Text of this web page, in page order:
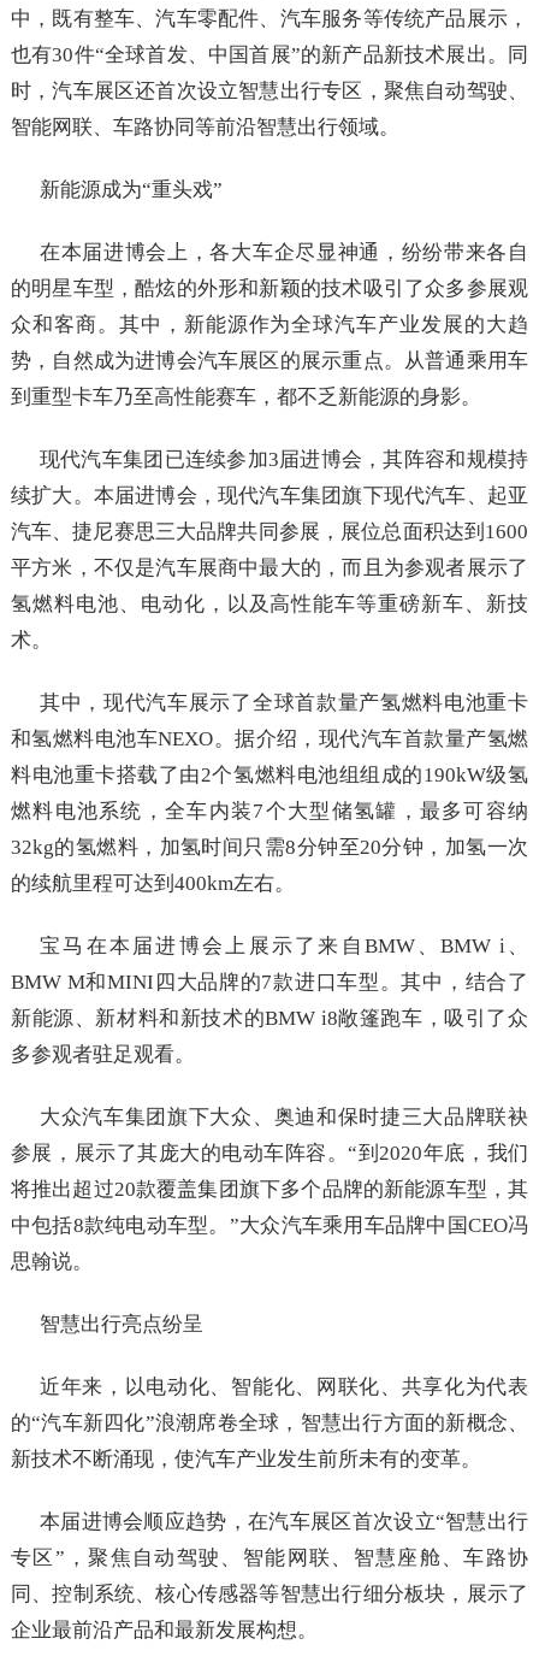
中，既有整车、汽车零配件、汽车服务等传统产品展示，
也有30件“全球首发、中国首展”的新产品新技术展出。同
时，汽车展区还首次设立智慧出行专区，聚焦自动驾驶、
智能网联、车路协同等前沿智慧出行领域。
新能源成为“重头戏”
在本届进博会上，各大车企尽显神通，纷纷带来各自
的明星车型，酷炫的外形和新颖的技术吸引了众多参展观
众和客商。其中，新能源作为全球汽车产业发展的大趋
势，自然成为进博会汽车展区的展示重点。从普通乘用车
到重型卡车乃至高性能赛车，都不乏新能源的身影。
现代汽车集团已连续参加3届进博会，其阵容和规模持
续扩大。本届进博会，现代汽车集团旗下现代汽车、起亚
汽车、捷尼赛思三大品牌共同参展，展位总面积达到1600
平方米，不仅是汽车展商中最大的，而且为参观者展示了
氢燃料电池、电动化，以及高性能车等重磅新车、新技
术。
其中，现代汽车展示了全球首款量产氢燃料电池重卡
和氢燃料电池车NEXO。据介绍，现代汽车首款量产氢燃
料电池重卡搭载了由2个氢燃料电池组组成的190kW级氢
燃料电池系统，全车内装7个大型储氢罐，最多可容纳
32kg的氢燃料，加氢时间只需8分钟至20分钟，加氢一次
的续航里程可达到400km左右。
宝马在本届进博会上展示了来自BMW、BMW i、
BMW M和MINI四大品牌的7款进口车型。其中，结合了
新能源、新材料和新技术的BMW i8敞篷跑车，吸引了众
多参观者驻足观看。
大众汽车集团旗下大众、奥迪和保时捷三大品牌联袂
参展，展示了其庞大的电动车阵容。“到2020年底，我们
将推出超过20款覆盖集团旗下多个品牌的新能源车型，其
中包括8款纯电动车型。”大众汽车乘用车品牌中国CEO冯
思翰说。
智慧出行亮点纷呈
近年来，以电动化、智能化、网联化、共享化为代表
的“汽车新四化”浪潮席卷全球，智慧出行方面的新概念、
新技术不断涌现，使汽车产业发生前所未有的变革。
本届进博会顺应趋势，在汽车展区首次设立“智慧出行
专区”，聚焦自动驾驶、智能网联、智慧座舱、车路协
同、控制系统、核心传感器等智慧出行细分板块，展示了
企业最前沿产品和最新发展构想。